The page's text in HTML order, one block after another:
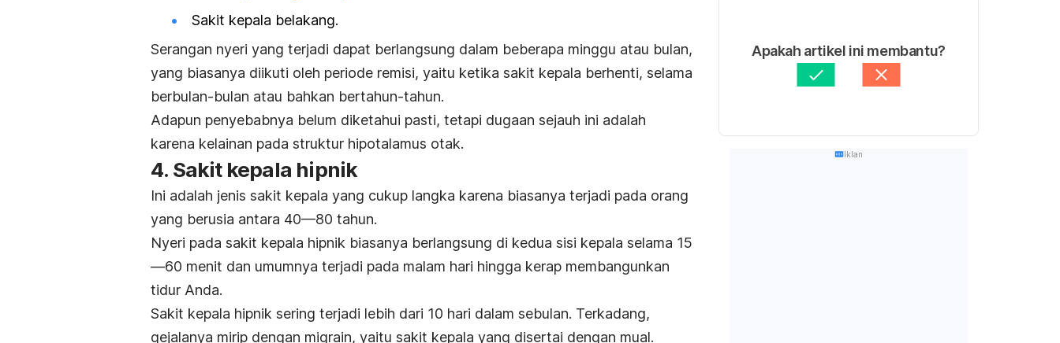
Sakit kepala belakang.
Serangan nyeri yang terjadi dapat berlangsung dalam beberapa minggu atau bulan,
yang biasanya diikuti oleh periode remisi, yaitu ketika sakit kepala berhenti, selama
berbulan-bulan atau bahkan bertahun-tahun.
Adapun penyebabnya belum diketahui pasti, tetapi dugaan sejauh ini adalah
karena kelainan pada struktur hipotalamus otak.
4. Sakit kepala hipnik
Ini adalah jenis sakit kepala yang cukup langka karena biasanya terjadi pada orang
yang berusia antara 40—80 tahun.
Nyeri pada sakit kepala hipnik biasanya berlangsung di kedua sisi kepala selama 15
—60 menit dan umumnya terjadi pada malam hari hingga kerap membangunkan
tidur Anda.
Sakit kepala hipnik sering terjadi lebih dari 10 hari dalam sebulan. Terkadang,
gejalanya mirip dengan migrain, yaitu sakit kepala yang disertai dengan mual.
Apakah artikel ini membantu?
Iklan